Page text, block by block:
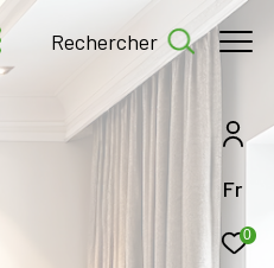
Fr
0
rechercher